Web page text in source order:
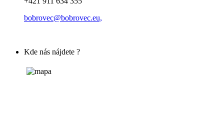
bobrovec@bobrovec.eu,
Kde nás nájdete ?